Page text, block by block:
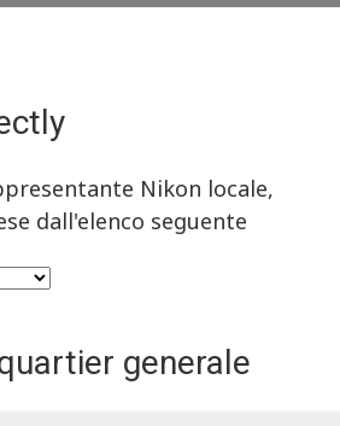
Nikon locale,
dall'elenco seguente
generale